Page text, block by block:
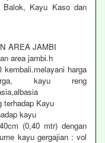
Kayu Kaso dan
AREA JAMBI
area jambi.h
kembali.melayani harga
kayu reng
terhadap Kayu
kayu
(0,40 mtr) dengan
kayu gergajian : vol